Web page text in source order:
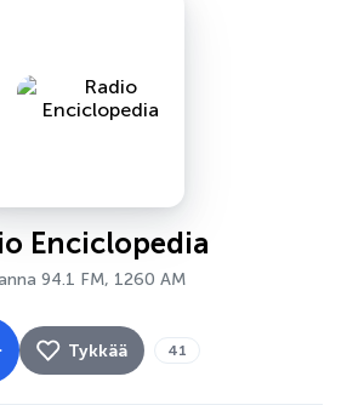
Enciclopedia
94.1 FM, 1260 AM
Tykkää 41